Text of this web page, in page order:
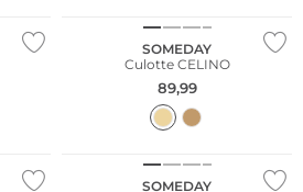
SOMEDAY
Culotte CELINO
89,99
SOMEDAY